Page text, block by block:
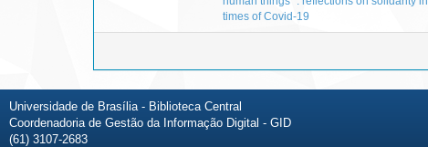
times of Covid-19
Universidade de Brasília - Biblioteca Central
Coordenadoria de Gestão da Informação Digital - GID
(61) 3107-2683